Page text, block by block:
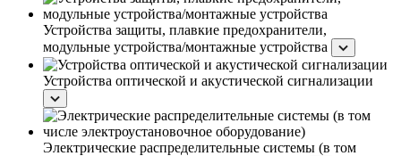
Устройства защиты, плавкие предохранители,
модульные устройства/монтажные устройства
Устройства оптической и акустической сигнализации
Электрические распределительные системы (в том